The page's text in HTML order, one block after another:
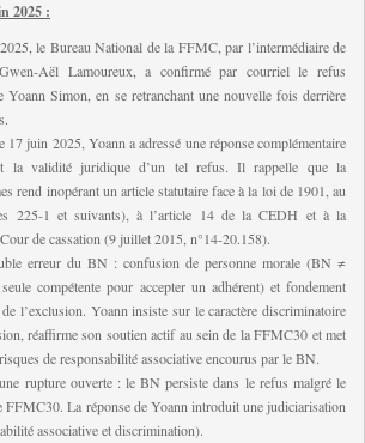
2025 :
le Bureau National de la FFMC, par l’intermédiaire de
Aël Lamoureux, a confirmé par courriel le refus
Yoann Simon, en se retranchant une nouvelle fois derrière
17 juin 2025, Yoann a adressé une réponse complémentaire
la validité juridique d’un tel refus. Il rappelle que la
rend inopérant un article statutaire face à la loi de 1901, au
225-1 et suivants), à l’article 14 de la CEDH et à la
de cassation (9 juillet 2015, n°14-20.158).
erreur du BN : confusion de personne morale (BN ≠
compétente pour accepter un adhérent) et fondement
l’exclusion. Yoann insiste sur le caractère discriminatoire
réaffirme son soutien actif au sein de la FFMC30 et met
de responsabilité associative encourus par le BN.
rupture ouverte : le BN persiste dans le refus malgré le
FFMC30. La réponse de Yoann introduit une judiciarisation
associative et discrimination).